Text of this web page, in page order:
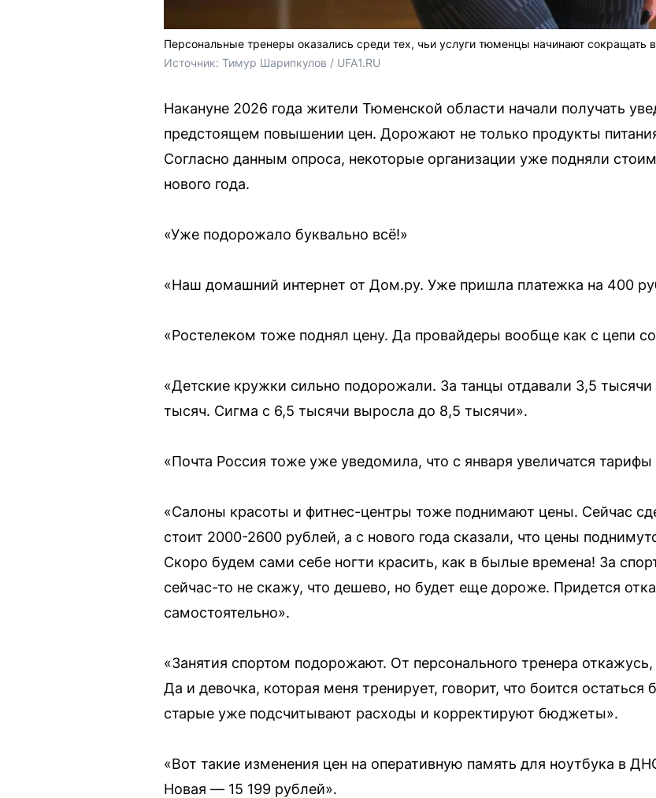
Персональные тренеры оказались среди тех, чьи услуги тюменцы начинают сокращать
Источник: Тимур Шарипкулов / UFA1.RU
Накануне 2026 года жители Тюменской области начали получать
предстоящем повышении цен. Дорожают не только продукты
Согласно данным опроса, некоторые организации уже подняли
нового года.
«Уже подорожало буквально всё!»
«Наш домашний интернет от Дом.ру. Уже пришла платежка на 400
«Ростелеком тоже поднял цену. Да провайдеры вообще как с цепи
«Детские кружки сильно подорожали. За танцы отдавали 3,5 тысячи
тысяч. Сигма с 6,5 тысячи выросла до 8,5 тысячи».
«Почта Россия тоже уже уведомила, что с января увеличатся
«Салоны красоты и фитнес-центры тоже поднимают цены. Сейчас
стоит 2000-2600 рублей, а с нового года сказали, что цены
Скоро будем сами себе ногти красить, как в былые времена! За
сейчас-то не скажу, что дешево, но будет еще дороже. Придется
самостоятельно».
«Занятия спортом подорожают. От персонального тренера
Да и девочка, которая меня тренирует, говорит, что боится
старые уже подсчитывают расходы и корректируют бюджеты».
«Вот такие изменения цен на оперативную память для ноутбука в
Новая — 15 199 рублей».